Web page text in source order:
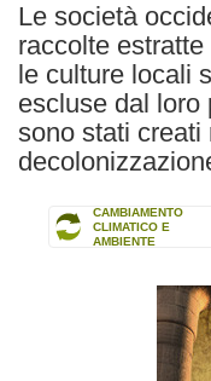
Le società
raccolte
le culture locali
escluse dal loro
sono stati creati
CAMBIAMENTO
CLIMATICO E
AMBIENTE